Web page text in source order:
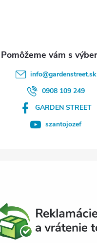
info@gardenstreet.sk
0908 109 249
GARDEN STREET
szantojozef